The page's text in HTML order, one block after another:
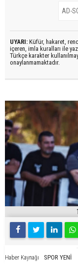
UYARI: Küfür, hakaret,
içeren, imla kuralları ile
Türkçe karakter
onaylanmamaktadır.
Haber Kaynağı SPOR YENİ